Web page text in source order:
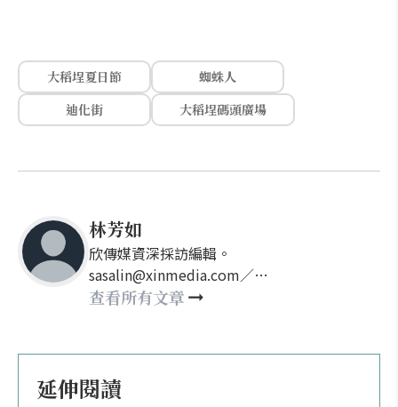
大稻埕夏日節
蜘蛛人
迪化街
大稻埕碼頭廣場
林芳如
欣傳媒資深採訪編輯。
sasalin@xinmedia.com／
happy21917@gmail.com
查看所有文章
延伸閱讀